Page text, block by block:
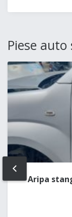
Piese
Aripa
PREV